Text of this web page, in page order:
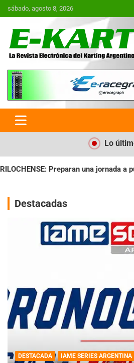
Saltar
al
sábado, agosto 8, 2026
E-Kart.com.ar | La
Electrónica del
Argentina
Lo
a puro espectáculo AKPS:
Destacadas
DESTACADA IAME SERIES ARGENTINA